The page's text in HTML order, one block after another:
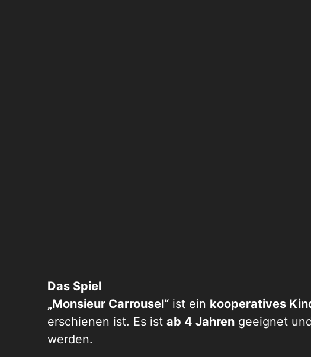
Das Spiel
„Monsieur Carrousel“ ist ein kooperatives
erschienen ist. Es ist ab 4 Jahren geeignet
werden.